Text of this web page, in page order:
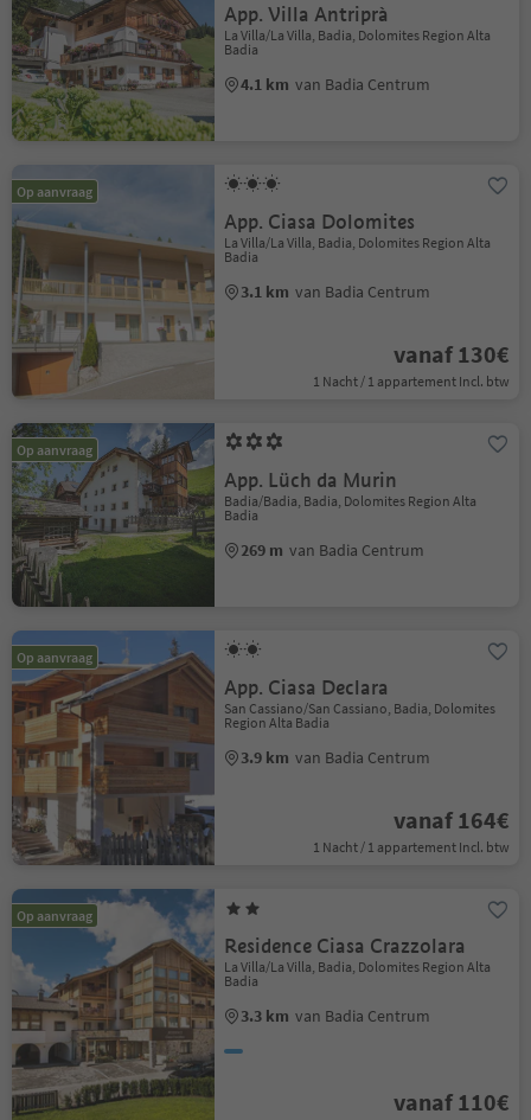
App. Villa Antriprà
La Villa/La Villa, Badia, Dolomites Region Alta
Badia
4.1 km van Badia Centrum
Op aanvraag
App. Ciasa Dolomites
La Villa/La Villa, Badia, Dolomites Region Alta
Badia
3.1 km van Badia Centrum
vanaf 130€
1 Nacht / 1 appartement Incl. btw
Op aanvraag
App. Lüch da Murin
Badia/Badia, Badia, Dolomites Region Alta
Badia
269 m van Badia Centrum
Op aanvraag
App. Ciasa Declara
San Cassiano/San Cassiano, Badia, Dolomites
Region Alta Badia
3.9 km van Badia Centrum
vanaf 164€
1 Nacht / 1 appartement Incl. btw
Op aanvraag
Residence Ciasa Crazzolara
La Villa/La Villa, Badia, Dolomites Region Alta
Badia
3.3 km van Badia Centrum
vanaf 110€